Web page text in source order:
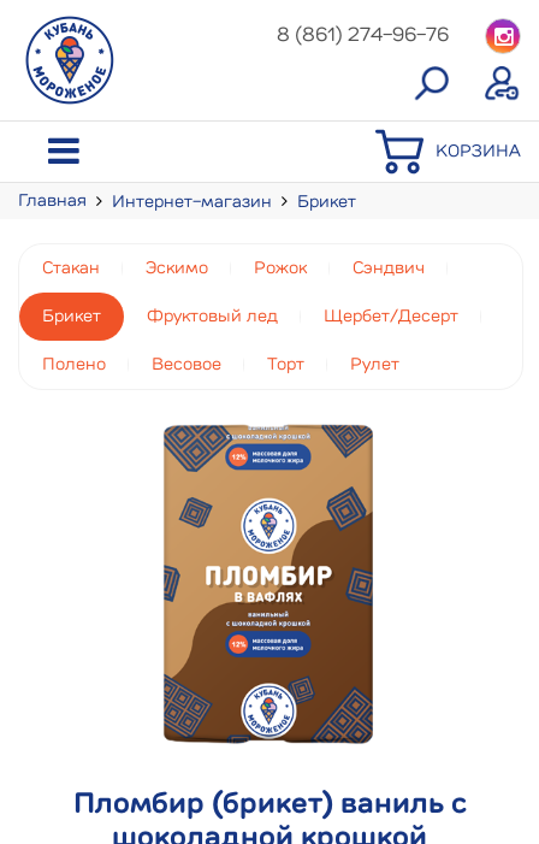
8 (861) 274-96-76
КОРЗИНА
Главная Интернет-магазин Брикет
Стакан Эскимо Рожок Сэндвич
Брикет Фруктовый лед Щербет/Десерт
Полено Весовое Торт Рулет
Пломбир (брикет) ваниль с